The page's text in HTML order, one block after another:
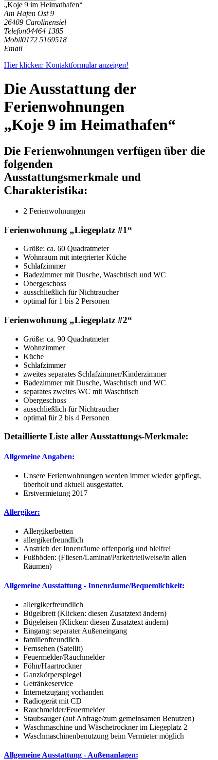
„Koje 9 im Heimathafen“
Am Hafen Ost 9
26409 Carolinensiel
Telefon04464 1385
Mobil0172 5169518
Email
Hier klicken: Kontaktformular anzeigen!
Die Ausstattung der
Ferienwohnungen
„Koje 9 im Heimathafen“
Die Ferienwohnungen verfügen über die
folgenden
Ausstattungsmerkmale und
Charakteristika:
2 Ferienwohnungen
Ferienwohnung „Liegeplatz #1“
Größe: ca. 60 Quadratmeter
Wohnraum mit integrierter Küche
Schlafzimmer
Badezimmer mit Dusche, Waschtisch und WC
Obergeschoss
ausschließlich für Nichtraucher
optimal für 1 bis 2 Personen
Ferienwohnung „Liegeplatz #2“
Größe: ca. 90 Quadratmeter
Wohnzimmer
Küche
Schlafzimmer
zweites separates Schlafzimmer/Kinderzimmer
Badezimmer mit Dusche, Waschtisch und WC
separates zweites WC mit Waschtisch
Obergeschoss
ausschließlich für Nichtraucher
optimal für 2 bis 4 Personen
Detaillierte Liste aller Ausstattungs-Merkmale:
Allgemeine Angaben:
Unsere Ferienwohnungen werden immer wieder gepflegt,
überholt und aktuell ausgestattet.
Erstvermietung 2017
Allergiker:
Allergikerbetten
allergikerfreundlich
Anstrich der Innenräume offenporig und bleifrei
Fußböden: (Fliesen/Laminat/Parkett/teilweise/in allen
Räumen)
Allgemeine Ausstattung - Innenräume/Bequemlichkeit:
allergikerfreundlich
Bügelbrett (Klicken: diesen Zusatztext ändern)
Bügeleisen (Klicken: diesen Zusatztext ändern)
Eingang: separater Außeneingang
familienfreundlich
Fernsehen (Satellit)
Feuermelder/Rauchmelder
Föhn/Haartrockner
Ganzkörperspiegel
Getränkeservice
Internetzugang vorhanden
Radiogerät mit CD
Rauchmelder/Feuermelder
Staubsauger (auf Anfrage/zum gemeinsamen Benutzen)
Waschmaschine und Wäschetrockner im Liegeplatz 2
Waschmaschinenbenutzung beim Vermieter möglich
Allgemeine Ausstattung - Außenanlagen: